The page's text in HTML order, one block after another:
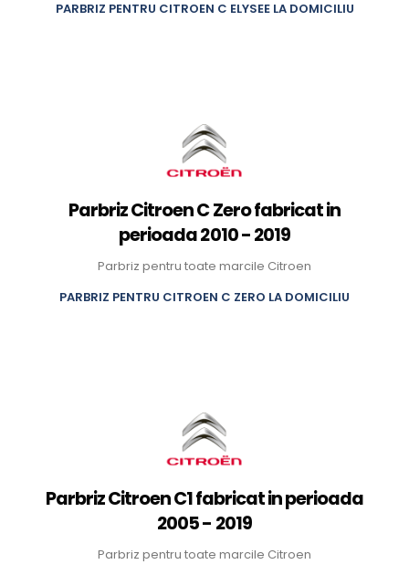
PARBRIZ PENTRU CITROEN C ELYSEE LA DOMICILIU
Parbriz Citroen C Zero fabricat in
perioada 2010 - 2019
Parbriz pentru toate marcile Citroen
PARBRIZ PENTRU CITROEN C ZERO LA DOMICILIU
Parbriz Citroen C1 fabricat in perioada
2005 - 2019
Parbriz pentru toate marcile Citroen